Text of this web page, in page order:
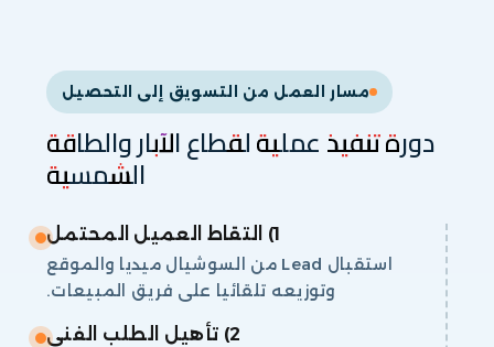
مسار العمل من التسويق إلى التحصيل
دورة تنفيذ عملية لقطاع الآبار والطاقة
الشمسية
1) التقاط العميل المحتمل
استقبال Lead من السوشيال ميديا والموقع
وتوزيعه تلقائيا على فريق المبيعات.
2) تأهيل الطلب الفني